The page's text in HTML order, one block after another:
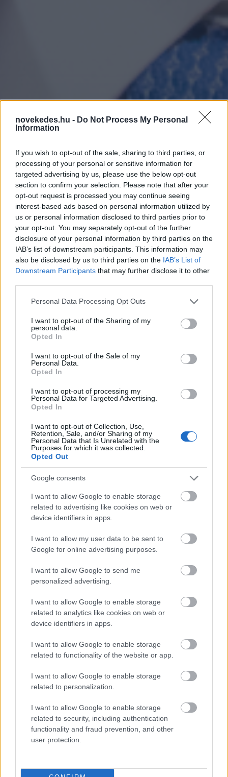
novekedes.hu - Do Not Process My Personal
Information
If you wish to opt-out of the sale, sharing to third parties, or
processing of your personal or sensitive information for
targeted advertising by us, please use the below opt-out
section to confirm your selection. Please note that after your
opt-out request is processed you may continue seeing
interest-based ads based on personal information utilized by
us or personal information disclosed to third parties prior to
your opt-out. You may separately opt-out of the further
disclosure of your personal information by third parties on the
IAB’s list of downstream participants. This information may
also be disclosed by us to third parties on the IAB’s List of
Downstream Participants that may further disclose it to other
Please note that this website/app uses one or more Google
not limited to your visit or usage behaviour. You may click to
grant or deny consent to Google and its third-party tags to
use your data for below specified purposes in below Google
consent section.
Personal Data Processing Opt Outs
I want to opt-out of the Sharing of my
personal data.
Opted In
I want to opt-out of the Sale of my
Personal Data.
Opted In
I want to opt-out of processing my
Personal Data for Targeted Advertising.
Opted In
I want to opt-out of Collection, Use,
Retention, Sale, and/or Sharing of my
Personal Data that Is Unrelated with the
Purposes for which it was collected.
Opted Out
Google consents
I want to allow Google to enable storage
related to advertising like cookies on web or
device identifiers in apps.
I want to allow my user data to be sent to
Google for online advertising purposes.
I want to allow Google to send me
personalized advertising.
I want to allow Google to enable storage
related to analytics like cookies on web or
device identifiers in apps.
I want to allow Google to enable storage
related to functionality of the website or app.
I want to allow Google to enable storage
related to personalization.
I want to allow Google to enable storage
related to security, including authentication
functionality and fraud prevention, and other
user protection.
Warren Buffett egy
olajcéget zsákol, szinte
bármennyit hajlandó
megvenni
ELEMZÉSEK 2024. JÚN. 18. NÖVEKEDÉS.HU
A világ leghíresebb befektetője 9
tőzsdenapon át vásárolta az Occidental
Petroleum részvényeit, és cége, a Berkshire
Hathaway már 29 százalékot birtokol az
olaj-, és gázcégben.
Miközben BYD és Apple részvényeiből már
elad Warren Buffet cége, realizálva a
hatalmas nyereséget rajtuk, addig az
Occidental Petroleum papírjait továbbra is
vonzónak tartja, és bármilyen nagy
részesedése van már a cégben, tovább
vásárolja a részvényeket. Most 9 nap alatt 7,3
millió részvényt vásárolt 60 dollár körüli áron
birtokol, ami az összes részvény 28,8
százaléka.
Emellett a Berkshire Hathaway 10 milliárd
részvényeiből is birtokol, valamint
törzsrészvényre összesen 5 milliárd dollárért,
ami részvényenk 59,62 dolláros árfolyamot
jelent. Ezeket még 2019-ben szerezte, amikor